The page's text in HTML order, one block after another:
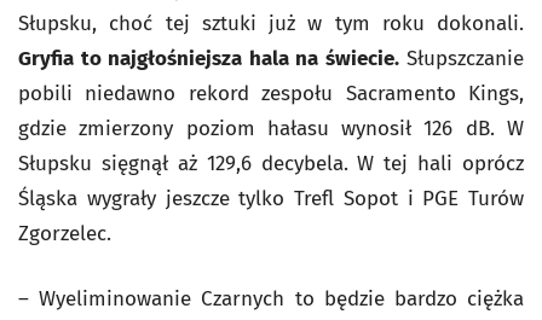
Słupsku, choć tej sztuki już w tym roku dokonali.
Gryfia to najgłośniejsza hala na świecie.Słupszczanie
pobili niedawno rekord zespołu Sacramento Kings,
gdzie zmierzony poziom hałasu wynosił 126 dB. W
Słupsku sięgnął aż 129,6 decybela. W tej hali oprócz
Śląska wygrały jeszcze tylko Trefl Sopot i PGE Turów
Zgorzelec.
– Wyeliminowanie Czarnych to będzie bardzo ciężka